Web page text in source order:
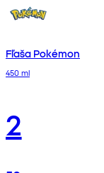
Fľaša Pokémon
450 ml
2